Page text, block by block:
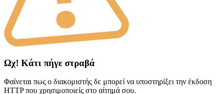
Ωχ! Κάτι πήγε στραβά
Φαίνεται πως ο διακομιστής δε μπορεί να υποστηρίξει την έκδοση
HTTP που χρησιμοποιείς στο αίτημά σου.